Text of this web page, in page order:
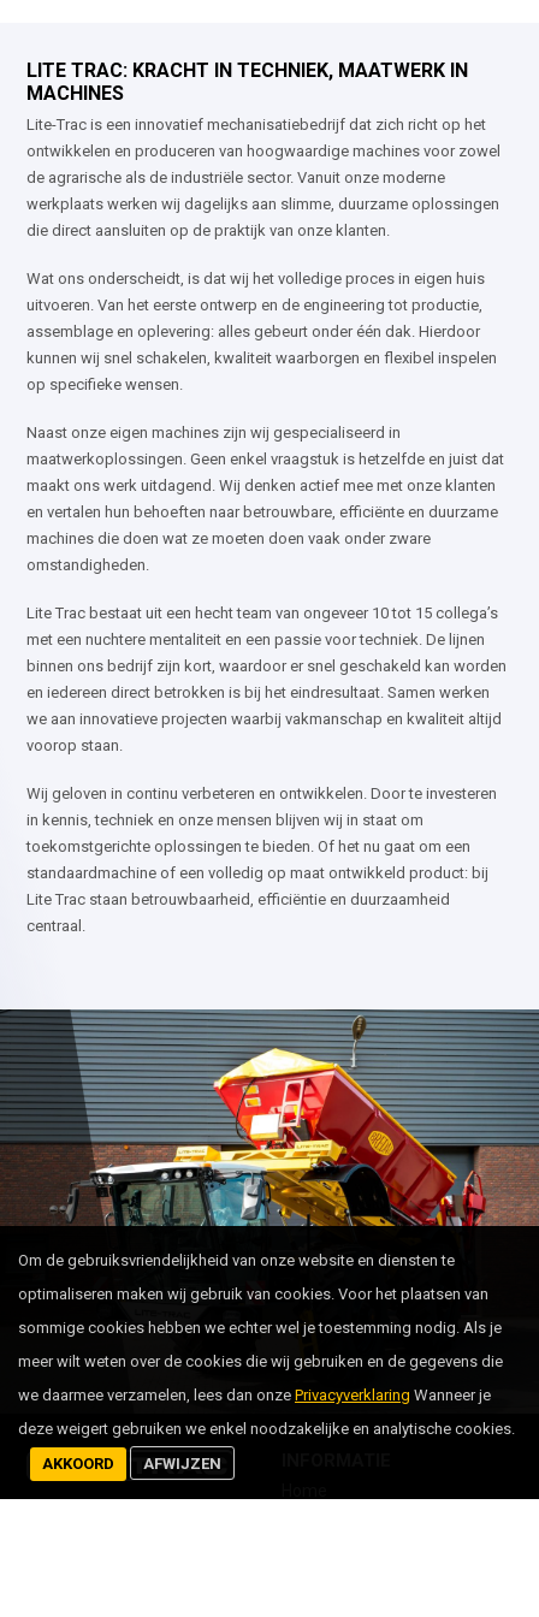
LITE TRAC: KRACHT IN TECHNIEK, MAATWERK IN
MACHINES
Lite-Trac is een innovatief mechanisatiebedrijf dat zich richt op het
ontwikkelen en produceren van hoogwaardige machines voor zowel
de agrarische als de industriële sector. Vanuit onze moderne
werkplaats werken wij dagelijks aan slimme, duurzame oplossingen
die direct aansluiten op de praktijk van onze klanten.
Wat ons onderscheidt, is dat wij het volledige proces in eigen huis
uitvoeren. Van het eerste ontwerp en de engineering tot productie,
assemblage en oplevering: alles gebeurt onder één dak. Hierdoor
kunnen wij snel schakelen, kwaliteit waarborgen en flexibel inspelen
op specifieke wensen.
Naast onze eigen machines zijn wij gespecialiseerd in
maatwerkoplossingen. Geen enkel vraagstuk is hetzelfde en juist dat
maakt ons werk uitdagend. Wij denken actief mee met onze klanten
en vertalen hun behoeften naar betrouwbare, efficiënte en duurzame
machines die doen wat ze moeten doen vaak onder zware
omstandigheden.
Lite Trac bestaat uit een hecht team van ongeveer 10 tot 15 collega’s
met een nuchtere mentaliteit en een passie voor techniek. De lijnen
binnen ons bedrijf zijn kort, waardoor er snel geschakeld kan worden
en iedereen direct betrokken is bij het eindresultaat. Samen werken
we aan innovatieve projecten waarbij vakmanschap en kwaliteit altijd
voorop staan.
Wij geloven in continu verbeteren en ontwikkelen. Door te investeren
in kennis, techniek en onze mensen blijven wij in staat om
toekomstgerichte oplossingen te bieden. Of het nu gaat om een
standaardmachine of een volledig op maat ontwikkeld product: bij
Lite Trac staan betrouwbaarheid, efficiëntie en duurzaamheid
centraal.
Om de gebruiksvriendelijkheid van onze website en diensten te
optimaliseren maken wij gebruik van cookies. Voor het plaatsen van
sommige cookies hebben we echter wel je toestemming nodig. Als je
meer wilt weten over de cookies die wij gebruiken en de gegevens die
we daarmee verzamelen, lees dan onze Privacyverklaring Wanneer je
deze weigert gebruiken we enkel noodzakelijke en analytische cookies.
AKKOORD
AFWIJZEN